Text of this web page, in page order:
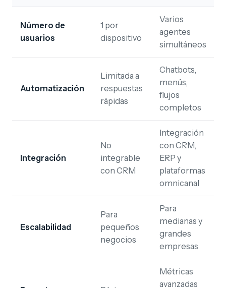
Número de
usuarios
1 por
dispositivo
Varios
agentes
simultáneos
Automatización
Limitada a
respuestas
rápidas
Chatbots,
menús,
flujos
completos
Integración
No
integrable
con CRM
Integración
con CRM,
ERP y
plataformas
omnicanal
Escalabilidad
Para
pequeños
negocios
Para
medianas y
grandes
empresas
Métricas
avanzadas